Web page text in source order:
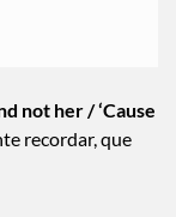
not her / ‘Cause
recordar, que